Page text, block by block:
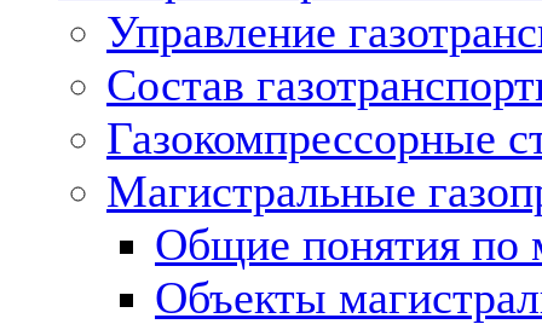
Управление
Состав
Газокомпрессорные
Магистральные
Общие понятия по
Объекты